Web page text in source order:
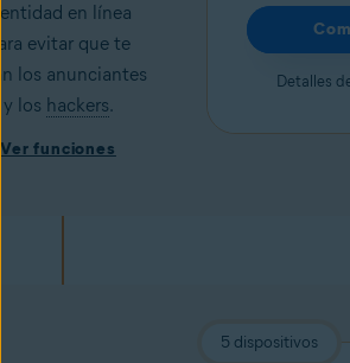
en línea
evitar que te
los anunciantes
y los hackers.
Ver funciones
Detalles
5 dispositivos